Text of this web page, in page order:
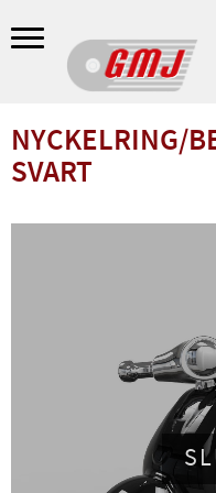
Meny
NYCKELRING/
SVART